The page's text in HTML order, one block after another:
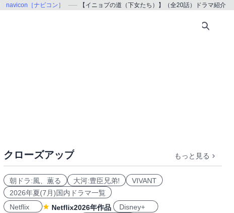
navicon［ナビコン］ 【イニョプの道（下女たち）】（全20話）ドラマ紹介
クローズアップ もっと見る
朝ドラ:風、薫る 大河:豊臣兄弟!
VIVANT
2026年夏(7月)国内ドラマ一覧
Netflix
Netflix2026年作品
Disney+